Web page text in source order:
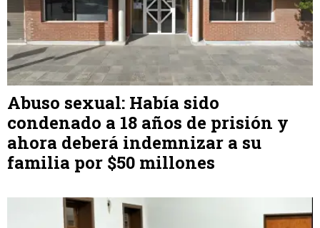
Abuso sexual: Había sido
condenado a 18 años de prisión y
ahora deberá indemnizar a su
familia por $50 millones